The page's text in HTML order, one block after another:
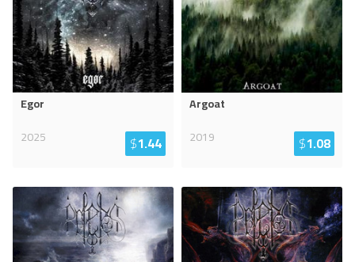
Egor
2025
$1.44
Argoat
2019
$1.08